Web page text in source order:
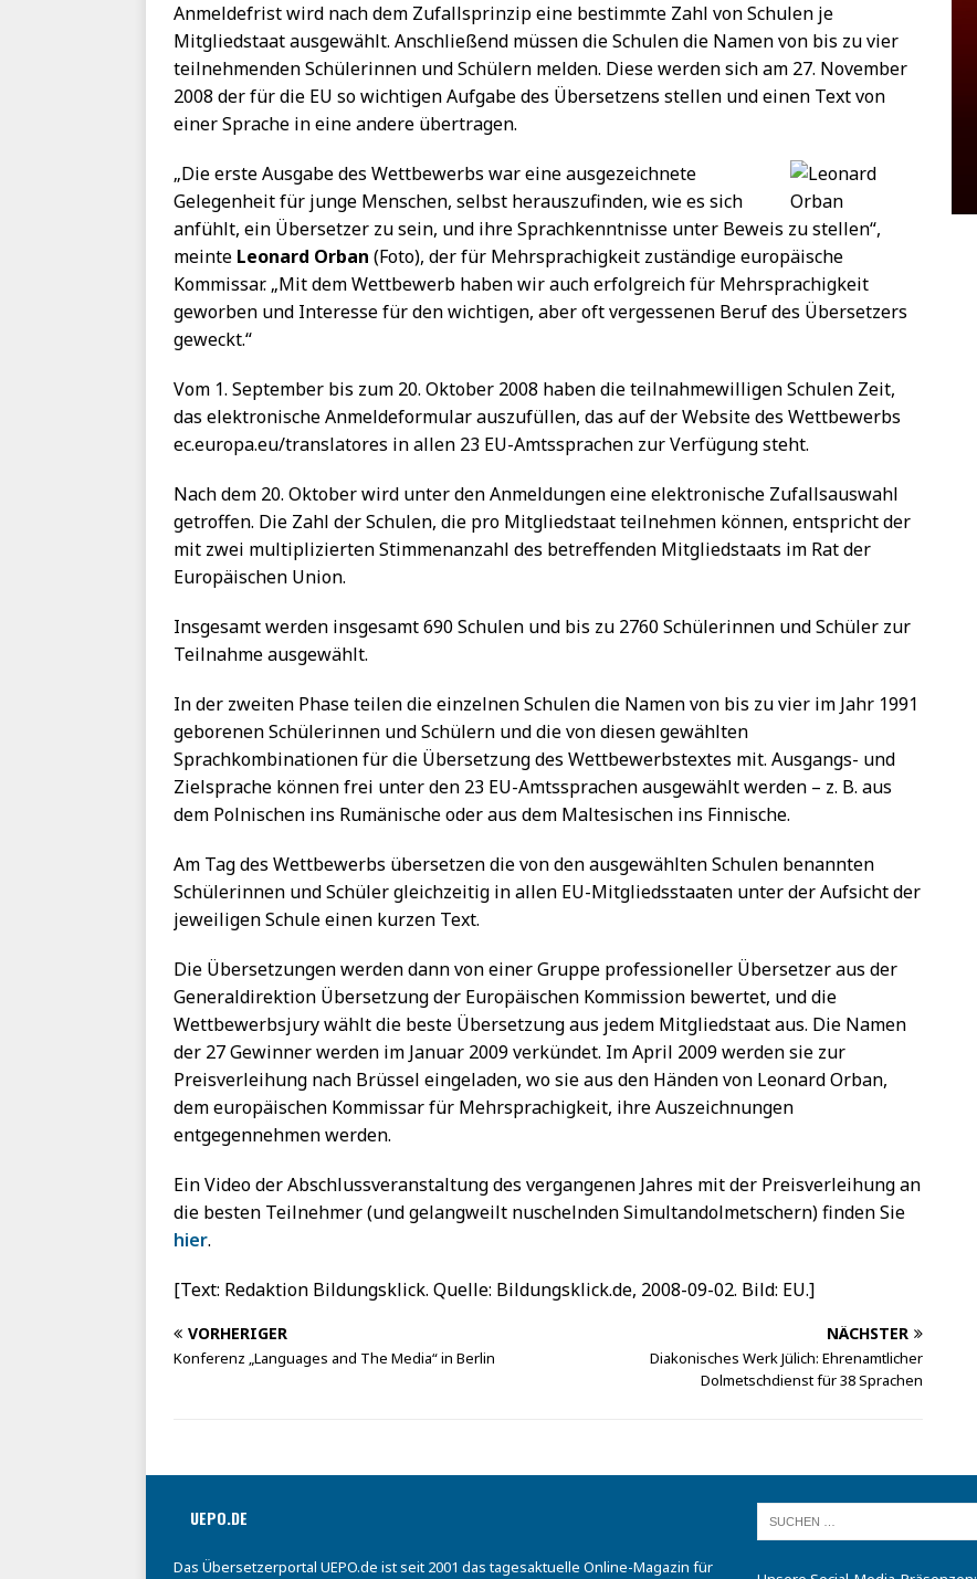
Anmeldefrist wird nach dem Zufallsprinzip eine bestimmte Zahl von Schulen je
Mitgliedstaat ausgewählt. Anschließend müssen die Schulen die Namen von bis zu vier
teilnehmenden Schülerinnen und Schülern melden. Diese werden sich am 27. November
2008 der für die EU so wichtigen Aufgabe des Übersetzens stellen und einen Text von
einer Sprache in eine andere übertragen.
„Die erste Ausgabe des Wettbewerbs war eine ausgezeichnete
Gelegenheit für junge Menschen, selbst herauszufinden, wie es sich
anfühlt, ein Übersetzer zu sein, und ihre Sprachkenntnisse unter Beweis zu stellen“,
meinte Leonard Orban (Foto), der für Mehrsprachigkeit zuständige europäische
Kommissar. „Mit dem Wettbewerb haben wir auch erfolgreich für Mehrsprachigkeit
geworben und Interesse für den wichtigen, aber oft vergessenen Beruf des Übersetzers
geweckt.“
Vom 1. September bis zum 20. Oktober 2008 haben die teilnahmewilligen Schulen Zeit,
das elektronische Anmeldeformular auszufüllen, das auf der Website des Wettbewerbs
ec.europa.eu/translatores in allen 23 EU-Amtssprachen zur Verfügung steht.
Nach dem 20. Oktober wird unter den Anmeldungen eine elektronische Zufallsauswahl
getroffen. Die Zahl der Schulen, die pro Mitgliedstaat teilnehmen können, entspricht der
mit zwei multiplizierten Stimmenanzahl des betreffenden Mitgliedstaats im Rat der
Europäischen Union.
Insgesamt werden insgesamt 690 Schulen und bis zu 2760 Schülerinnen und Schüler zur
Teilnahme ausgewählt.
In der zweiten Phase teilen die einzelnen Schulen die Namen von bis zu vier im Jahr 1991
geborenen Schülerinnen und Schülern und die von diesen gewählten
Sprachkombinationen für die Übersetzung des Wettbewerbstextes mit. Ausgangs- und
Zielsprache können frei unter den 23 EU-Amtssprachen ausgewählt werden – z. B. aus
dem Polnischen ins Rumänische oder aus dem Maltesischen ins Finnische.
Am Tag des Wettbewerbs übersetzen die von den ausgewählten Schulen benannten
Schülerinnen und Schüler gleichzeitig in allen EU-Mitgliedsstaaten unter der Aufsicht der
jeweiligen Schule einen kurzen Text.
Die Übersetzungen werden dann von einer Gruppe professioneller Übersetzer aus der
Generaldirektion Übersetzung der Europäischen Kommission bewertet, und die
Wettbewerbsjury wählt die beste Übersetzung aus jedem Mitgliedstaat aus. Die Namen
der 27 Gewinner werden im Januar 2009 verkündet. Im April 2009 werden sie zur
Preisverleihung nach Brüssel eingeladen, wo sie aus den Händen von Leonard Orban,
dem europäischen Kommissar für Mehrsprachigkeit, ihre Auszeichnungen
entgegennehmen werden.
Ein Video der Abschlussveranstaltung des vergangenen Jahres mit der Preisverleihung an
die besten Teilnehmer (und gelangweilt nuschelnden Simultandolmetschern) finden Sie
hier.
[Text: Redaktion Bildungsklick. Quelle: Bildungsklick.de, 2008-09-02. Bild: EU.]
VORHERIGER
Konferenz „Languages and The Media“ in Berlin
NÄCHSTER
Diakonisches Werk Jülich: Ehrenamtlicher
Dolmetschdienst für 38 Sprachen
UEPO.DE
Das Übersetzerportal UEPO.de ist seit 2001 das tagesaktuelle Online-Magazin für